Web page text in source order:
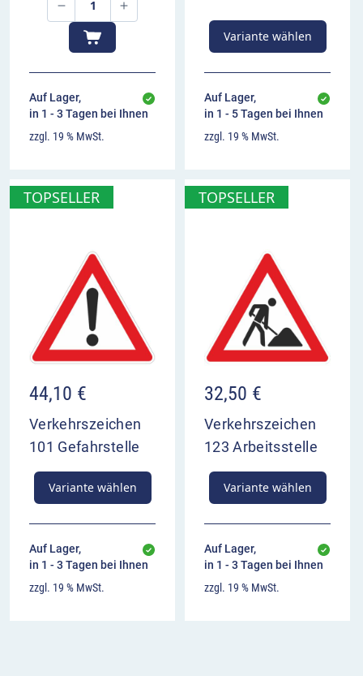
Auf Lager,
in 1 - 3 Tagen bei Ihnen
zzgl. 19 % MwSt.
Variante wählen
Auf Lager,
in 1 - 5 Tagen bei Ihnen
zzgl. 19 % MwSt.
TOPSELLER
44,10 €
Verkehrszeichen
101 Gefahrstelle
Variante wählen
Auf Lager,
in 1 - 3 Tagen bei Ihnen
zzgl. 19 % MwSt.
TOPSELLER
32,50 €
Verkehrszeichen
123 Arbeitsstelle
Variante wählen
Auf Lager,
in 1 - 3 Tagen bei Ihnen
zzgl. 19 % MwSt.